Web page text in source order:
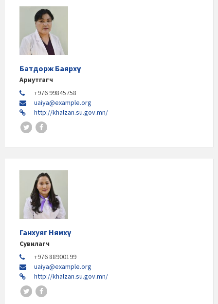
Батдорж Баярхүү
Ариутгагч
+976 99845758
uaiya@example.org
http://khalzan.su.gov.mn/
Ганхуяг Нямхүү
Сувилагч
+976 88900199
uaiya@example.org
http://khalzan.su.gov.mn/